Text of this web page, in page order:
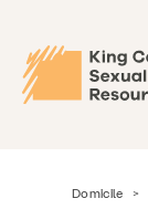
Domicile >